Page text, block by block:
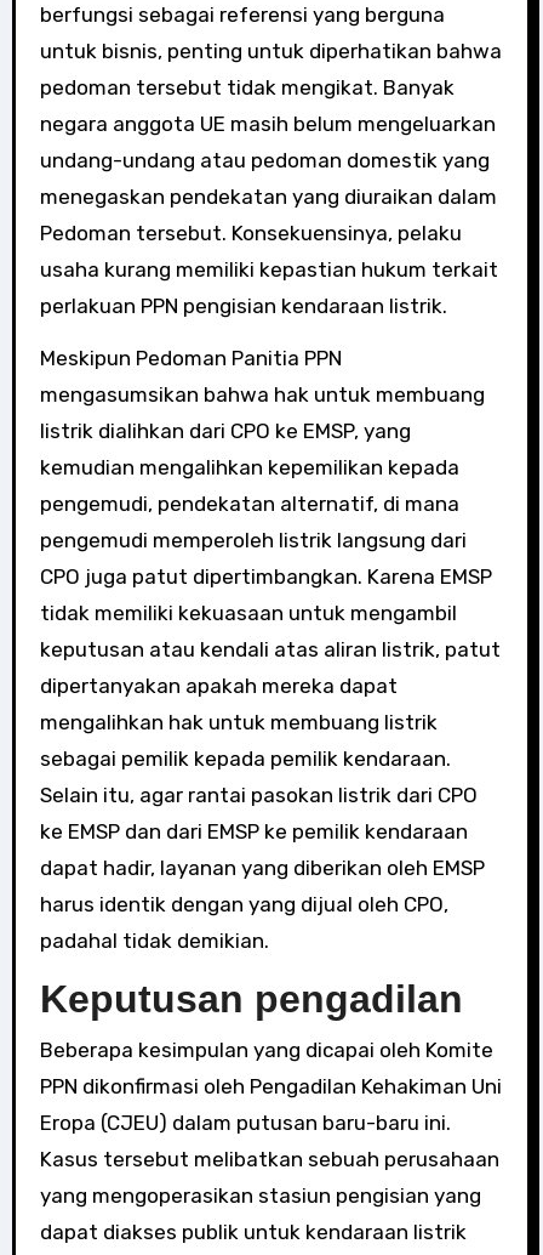
berfungsi sebagai referensi yang berguna
untuk bisnis, penting untuk diperhatikan bahwa
pedoman tersebut tidak mengikat. Banyak
negara anggota UE masih belum mengeluarkan
undang-undang atau pedoman domestik yang
menegaskan pendekatan yang diuraikan dalam
Pedoman tersebut. Konsekuensinya, pelaku
usaha kurang memiliki kepastian hukum terkait
perlakuan PPN pengisian kendaraan listrik.
Meskipun Pedoman Panitia PPN
mengasumsikan bahwa hak untuk membuang
listrik dialihkan dari CPO ke EMSP, yang
kemudian mengalihkan kepemilikan kepada
pengemudi, pendekatan alternatif, di mana
pengemudi memperoleh listrik langsung dari
CPO juga patut dipertimbangkan. Karena EMSP
tidak memiliki kekuasaan untuk mengambil
keputusan atau kendali atas aliran listrik, patut
dipertanyakan apakah mereka dapat
mengalihkan hak untuk membuang listrik
sebagai pemilik kepada pemilik kendaraan.
Selain itu, agar rantai pasokan listrik dari CPO
ke EMSP dan dari EMSP ke pemilik kendaraan
dapat hadir, layanan yang diberikan oleh EMSP
harus identik dengan yang dijual oleh CPO,
padahal tidak demikian.
Keputusan pengadilan
Beberapa kesimpulan yang dicapai oleh Komite
PPN dikonfirmasi oleh Pengadilan Kehakiman Uni
Eropa (CJEU) dalam putusan baru-baru ini.
Kasus tersebut melibatkan sebuah perusahaan
yang mengoperasikan stasiun pengisian yang
dapat diakses publik untuk kendaraan listrik